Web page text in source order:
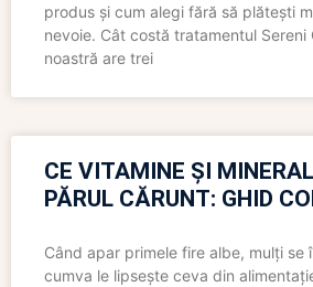
produs și cum alegi fără să plătești
nevoie. Cât costă tratamentul Sereni
noastră are trei
CE VITAMINE ȘI
PĂRUL CĂRUNT: GHID
Când apar primele fire albe, mulți se
cumva le lipsește ceva din